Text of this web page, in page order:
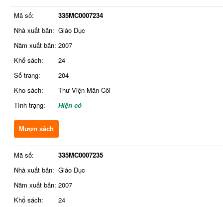
Mã số:
335MC0007234
Nhà xuất bản: Giáo Dục
Năm xuất bản: 2007
Khổ sách:
24
Số trang:
204
Kho sách:
Thư Viện Mân Côi
Tình trạng:
Hiện có
Mượn sách
Mã số:
335MC0007235
Nhà xuất bản: Giáo Dục
Năm xuất bản: 2007
Khổ sách:
24